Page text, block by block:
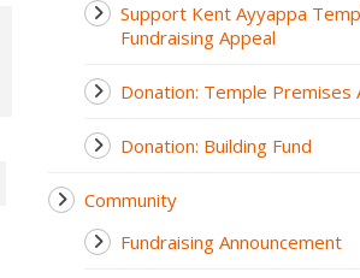
Support Kent Ayyappa
Fundraising Appeal
Donation: Temple Premises
Donation: Building Fund
Community
Fundraising Announcement